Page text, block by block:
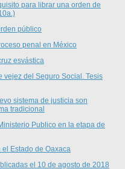
para librar una orden de
público
penal en México
esvástica
vejez del Seguro Social. Tesis
sistema de justicia son
tradicional
Publico en la etapa de
Estado de Oaxaca
el 10 de agosto de 2018